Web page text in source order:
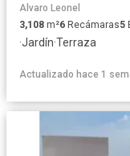
Alvaro Leonel
3,108 m²6 Recámaras5
·Jardín·Terraza
Actualizado hace 1